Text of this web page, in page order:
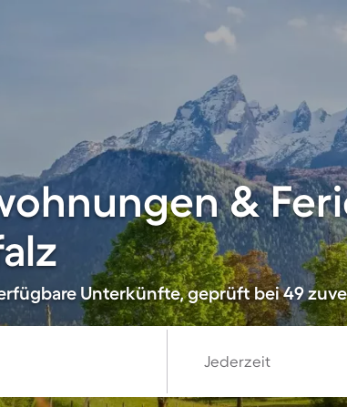
&
Unterkünfte, geprüft bei 49
Jederzeit